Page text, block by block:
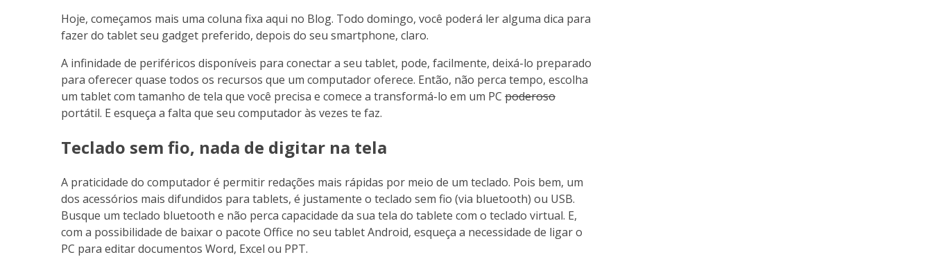
Hoje, começamos mais uma coluna fixa aqui no Blog. Todo domingo, você poderá ler alguma dica para
fazer do tablet seu gadget preferido, depois do seu smartphone, claro.
A infinidade de periféricos disponíveis para conectar a seu tablet, pode, facilmente, deixá-lo preparado
para oferecer quase todos os recursos que um computador oferece. Então, não perca tempo, escolha
um tablet com tamanho de tela que você precisa e comece a transformá-lo em um PC poderoso
portátil. E esqueça a falta que seu computador às vezes te faz.
Teclado sem fio, nada de digitar na tela
A praticidade do computador é permitir redações mais rápidas por meio de um teclado. Pois bem, um
dos acessórios mais difundidos para tablets, é justamente o teclado sem fio (via bluetooth) ou USB.
Busque um teclado bluetooth e não perca capacidade da sua tela do tablete com o teclado virtual. E,
com a possibilidade de baixar o pacote Office no seu tablet Android, esqueça a necessidade de ligar o
PC para editar documentos Word, Excel ou PPT.